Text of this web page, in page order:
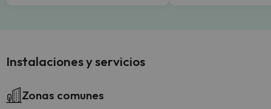
Instalaciones y servicios
Zonas comunes